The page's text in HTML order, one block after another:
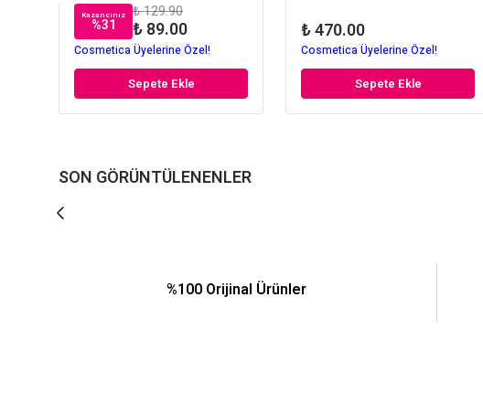
Kazancınız
%31
₺ 129.90
₺ 89.00
Cosmetica Üyelerine Özel!
Sepete Ekle
₺ 470.00
Cosmetica Üyelerine Özel!
Sepete Ekle
SON GÖRÜNTÜLENENLER
%100 Orijinal Ürünler